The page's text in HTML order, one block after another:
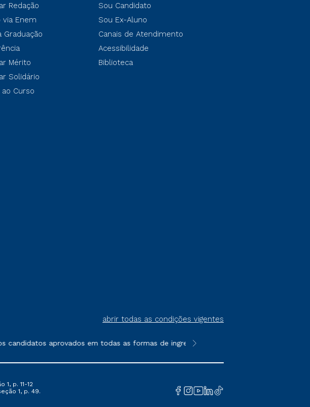
Redação
via Enem
Graduação
Mérito
Solidário
Curso
Sou Candidato
Sou Ex-Aluno
Canais de Atendimento
Acessibilidade
Biblioteca
abrir todas as condições vigentes
aprovados em todas as formas de ingresso, exceto na prova on-line ou
**Semipresencial é um formato do
1, p. 11-12
1, p. 49.